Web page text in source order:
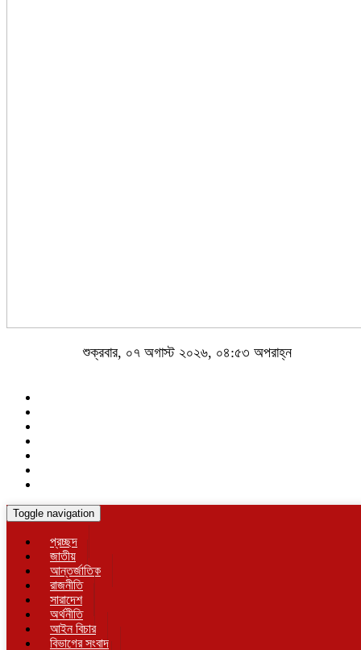
শুক্রবার, ০৭ অগাস্ট ২০২৬, ০৪:৫৩ অপরাহ্ন
Toggle navigation
প্রচ্ছদ
জাতীয়
আন্তর্জাতিক
রাজনীতি
সারাদেশ
অর্থনীতি
আইন বিচার
বিভাগের সংবাদ